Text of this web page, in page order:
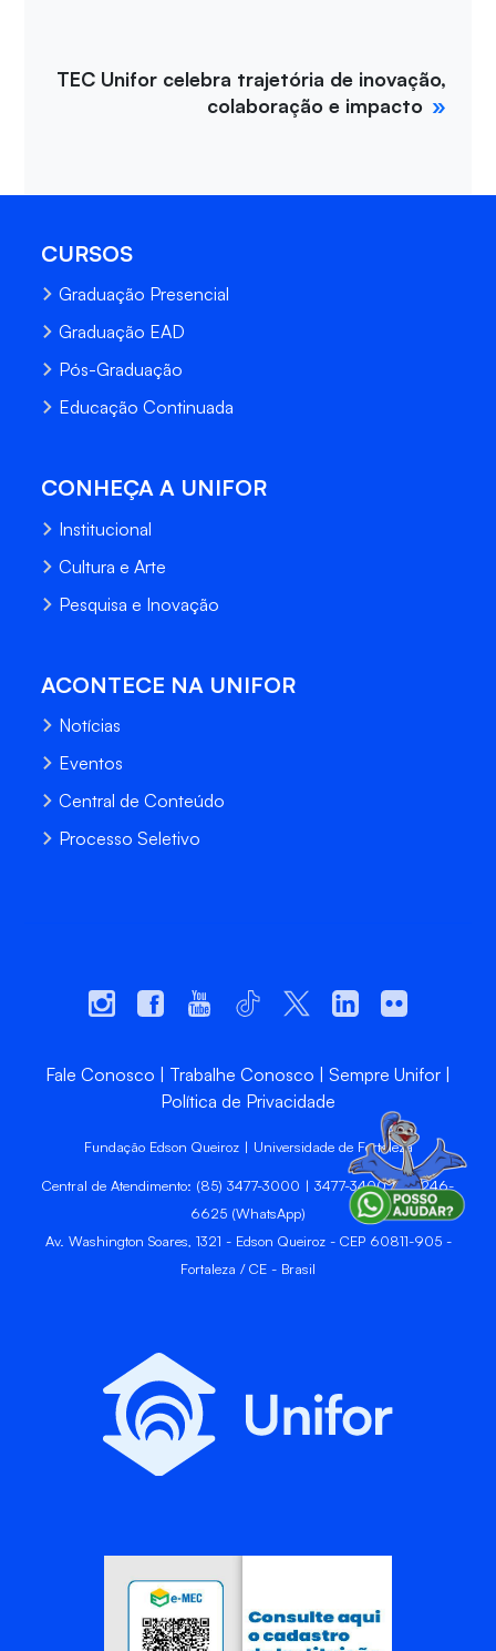
TEC Unifor celebra trajetória de inovação,
colaboração e impacto
CURSOS
Graduação Presencial
Graduação EAD
Pós-Graduação
Educação Continuada
CONHEÇA A UNIFOR
Institucional
Cultura e Arte
Pesquisa e Inovação
ACONTECE NA UNIFOR
Notícias
Eventos
Central de Conteúdo
Processo Seletivo
Fale Conosco Trabalhe Conosco
Sempre Unifor
Política de Privacidade
Fundação Edson Queiroz | Universidade de Fortaleza
Central de Atendimento: (85) 3477-3000 | 3477-3400 | 99246-
6625 (WhatsApp)
Av. Washington Soares, 1321 - Edson Queiroz - CEP 60811-905 -
Fortaleza / CE - Brasil